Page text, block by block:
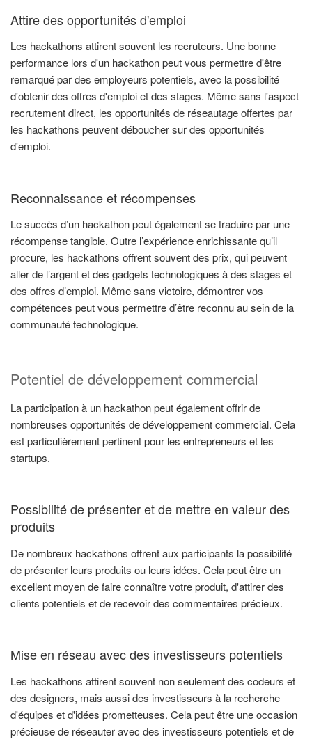
Attire des opportunités d'emploi
Les hackathons attirent souvent les recruteurs. Une bonne
performance lors d'un hackathon peut vous permettre d'être
remarqué par des employeurs potentiels, avec la possibilité
d'obtenir des offres d'emploi et des stages. Même sans l'aspect
recrutement direct, les opportunités de réseautage offertes par
les hackathons peuvent déboucher sur des opportunités
d'emploi.
Reconnaissance et récompenses
Le succès d’un hackathon peut également se traduire par une
récompense tangible. Outre l’expérience enrichissante qu’il
procure, les hackathons offrent souvent des prix, qui peuvent
aller de l’argent et des gadgets technologiques à des stages et
des offres d’emploi. Même sans victoire, démontrer vos
compétences peut vous permettre d’être reconnu au sein de la
communauté technologique.
Potentiel de développement commercial
La participation à un hackathon peut également offrir de
nombreuses opportunités de développement commercial. Cela
est particulièrement pertinent pour les entrepreneurs et les
startups.
Possibilité de présenter et de mettre en valeur des
produits
De nombreux hackathons offrent aux participants la possibilité
de présenter leurs produits ou leurs idées. Cela peut être un
excellent moyen de faire connaître votre produit, d'attirer des
clients potentiels et de recevoir des commentaires précieux.
Mise en réseau avec des investisseurs potentiels
Les hackathons attirent souvent non seulement des codeurs et
des designers, mais aussi des investisseurs à la recherche
d'équipes et d'idées prometteuses. Cela peut être une occasion
précieuse de réseauter avec des investisseurs potentiels et de